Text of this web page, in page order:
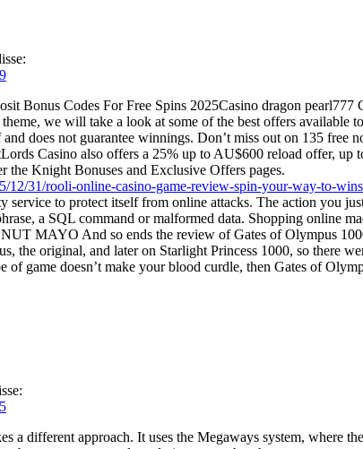
Bonus Codes For Free Spins 2025Casino dragon
we will take a look at some of the best offers
does not guarantee winnings. Don’t miss out on 135 free
Casino also offers a 25% up to AU$600 reload offer,
the Knight Bonuses and Exclusive Offers pages.
12/31/rooli-online-casino-game-review-spin-your-way-to-
service to protect itself from online attacks. The action you
a SQL command or malformed data. Shopping
MAYO And so ends the review of Gates of Olympus
the original, and later on Starlight Princess 1000, so there
of game doesn’t make your blood curdle, then Gates of
a different approach. It uses the Megaways system, where